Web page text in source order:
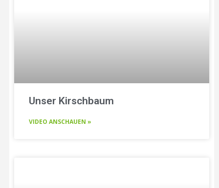
Unser Kirschbaum
VIDEO ANSCHAUEN »